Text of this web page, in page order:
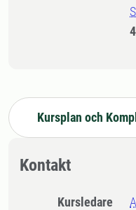
Kursplan och
Kontakt
Kursledare